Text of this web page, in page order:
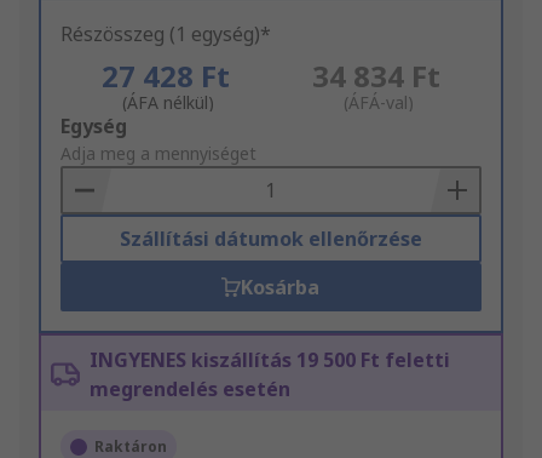
Részösszeg (1 egység)*
27 428 Ft
(ÁFA nélkül)
34 834 Ft
(ÁFÁ-val)
Add
to
Basket
Egység
Adja meg a mennyiséget
Szállítási dátumok ellenőrzése
Kosárba
INGYENES kiszállítás 19 500 Ft feletti
megrendelés esetén
Raktáron